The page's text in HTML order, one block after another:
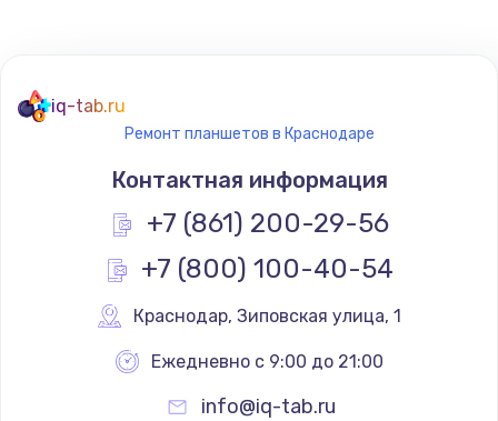
iq-tab.ru
Ремонт планшетов в Краснодаре
Контактная информация
+7 (861) 200-29-56
+7 (800) 100-40-54
Краснодар, Зиповская улица, 1
Ежедневно с 9:00 до 21:00
info@iq-tab.ru